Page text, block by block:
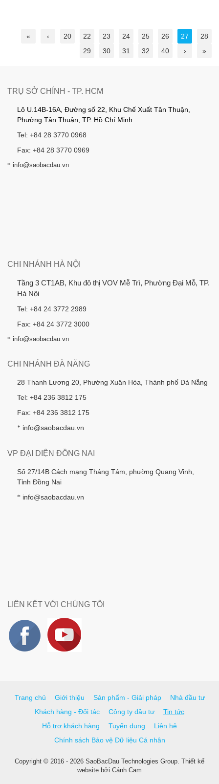
« ‹ 20 22 23 24 25 26 27
28
29
30 31 32 40 › »
TRỤ SỞ CHÍNH - TP. HCM
Lô U.14B-16A, Đường số 22, Khu Chế Xuất Tân Thuận,
Phường Tân Thuận, TP. Hồ Chí Minh
Tel: +84 28 3770 0968
Fax: +84 28 3770 0969
* info@saobacdau.vn
CHI NHÁNH HÀ NỘI
Tầng 3 CT1AB, Khu đô thị VOV Mễ Trì, Phường Đại Mỗ, TP.
Hà Nội
Tel: +84 24 3772 2989
Fax: +84 24 3772 3000
* info@saobacdau.vn
CHI NHÁNH ĐÀ NẴNG
28 Thanh Lương 20, Phường Xuân Hòa, Thành phố Đà Nẵng
Tel: +84 236 3812 175
Fax: +84 236 3812 175
* info@saobacdau.vn
VP ĐẠI DIỆN ĐỒNG NAI
Số 27/14B Cách mạng Tháng Tám, phường Quang Vinh,
Tỉnh Đồng Nai
* info@saobacdau.vn
LIÊN KẾT VỚI CHÚNG TÔI
Trang chủ Giới thiệu Sản phẩm - Giải pháp
Nhà đầu tư
Khách hàng - Đối tác
Công ty đầu tư
Tin tức
Hỗ trợ khách hàng
Tuyển dụng
Liên hệ
Chính sách Bảo vệ Dữ liệu Cá nhân
Copyright © 2016 - 2026 SaoBacDau Technologies Group. Thiết kế
website bởi Cánh Cam